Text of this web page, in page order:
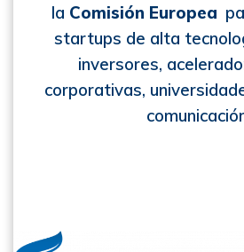
la Comisión Europea
startups de alta
inversores,
corporativas,